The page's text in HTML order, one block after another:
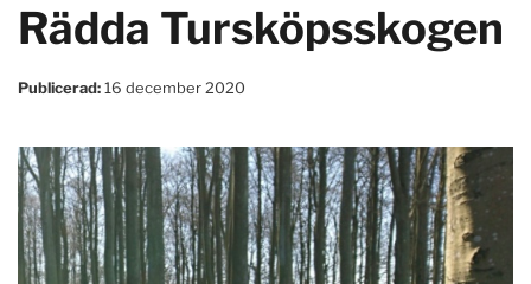
Rädda Tursköpsskogen
Publicerad:16 december 2020